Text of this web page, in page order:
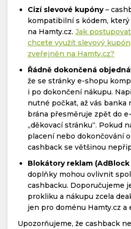
Cizí slevové kupóny–
kompatibilní s kódem,
na Hamty.cz. Jak
chcete využít slevový
zveřejněn na Hamty.cz?
Řádně dokončená
že se stránky e-shopu
i po dokončení nákupu.
nutné počkat, až vás
brána přesměruje zpět do
„děkovací stránku“. Pokud
placení nebo dokončování
cashback se většinou
Blokátory reklam (AdBlock
doplňky mohou ovlivnit
cashbacku. Doporučujeme
prokliku a nákupu zcela
jen pro doménu Hamty.cz a
Upozorňujeme, že cashback